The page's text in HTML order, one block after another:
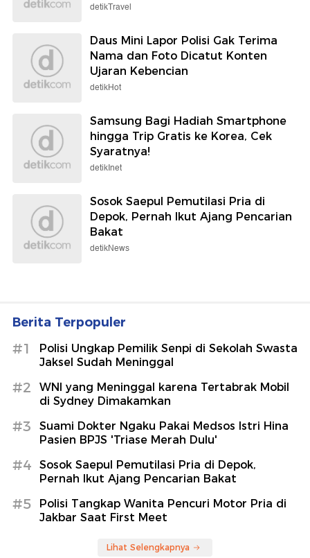
detikTravel
Daus Mini Lapor Polisi Gak Terima
Nama dan Foto Dicatut Konten
Ujaran Kebencian
detikHot
Samsung Bagi Hadiah Smartphone
hingga Trip Gratis ke Korea, Cek
Syaratnya!
detikInet
Sosok Saepul Pemutilasi Pria di
Depok, Pernah Ikut Ajang Pencarian
Bakat
detikNews
Berita Terpopuler
#1
Polisi Ungkap Pemilik Senpi di Sekolah Swasta
Jaksel Sudah Meninggal
#2
WNI yang Meninggal karena Tertabrak Mobil
di Sydney Dimakamkan
#3
Suami Dokter Ngaku Pakai Medsos Istri Hina
Pasien BPJS 'Triase Merah Dulu'
#4
Sosok Saepul Pemutilasi Pria di Depok,
Pernah Ikut Ajang Pencarian Bakat
#5
Polisi Tangkap Wanita Pencuri Motor Pria di
Jakbar Saat First Meet
Lihat Selengkapnya